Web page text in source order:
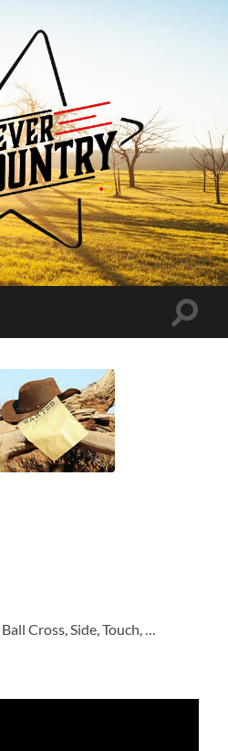
Forever
Country
Toggle
Cross, Side, Touch, …